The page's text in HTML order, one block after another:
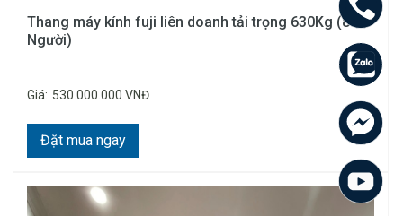
Thang máy kính fuji liên doanh tải trọng 630Kg (8
Người)
Giá: 530.000.000 VNĐ
Đặt mua ngay